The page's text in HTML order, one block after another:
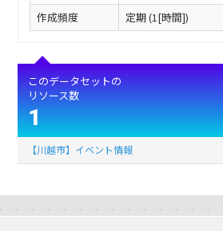
作成頻度
定期 (1[時間])
このデータセットの
リソース数
1
【川越市】イベント情報